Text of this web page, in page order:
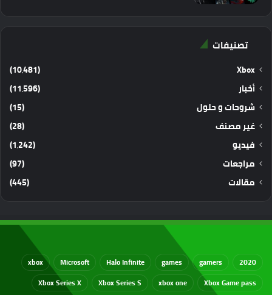
تصنيفات
Xbox
(10٬481)
أخبار
(11٬596)
شروحات و حلول
(15)
غير مصنف
(28)
فيديو
(1٬242)
مراجعات
(97)
مقالات
(445)
2020
gamers
games
Halo Infinite
Microsoft
xbox
Xbox Game pass
xbox one
Xbox Series S
Xbox Series X